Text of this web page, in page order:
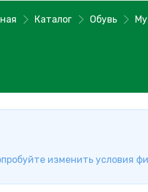
Каталог Обувь
изменить условия